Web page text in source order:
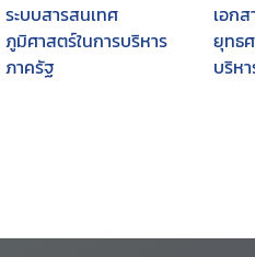
ระบบสารสนเทศ
ภูมิศาสตร์ในการบริหาร
ภาครัฐ
เอก
ยุทธ
บริห